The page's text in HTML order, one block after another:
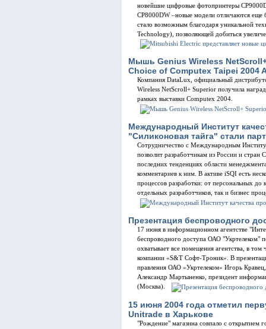
новейшие цифровые фотопринтеры
CP8000DW –новые модели отличаются еще
стало возможным благодаря уникальной
Technology), позволяющей добиться
Мышь Genius Wireless
Choice of Computex Taipei 2004
Компания DataLux, официальный
Wireless NetScroll+ Superior получила
рамках выставки Computex 2004.
Международный Институт
"Силиконовая тайга" стали
Сотрудничество с Международным
позволит разработчикам из России и
последних тенденциях области
комментариев к ним. В активе iSQI есть
процессов разработки: от персональных
отдельных разработчиков, так и бизнес
Презентация беспроводного
17 июня в информационном агентстве
беспроводного доступа ОАО "Укртелеком"
охватывает все помещения агентства, в
компании «S&T Софт-Троник». В
правления ОАО «Укртелеком» Игорь
Александр Мартыненко, президент
(Москва).
15 июня 2004 года отметил
Unitrade в Харькове
"Рождение" магазина совпало с открытием